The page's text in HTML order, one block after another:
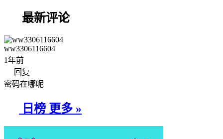
最新评论
ww3306116604
1年前
回复
密码在哪呢
日榜 更多 »